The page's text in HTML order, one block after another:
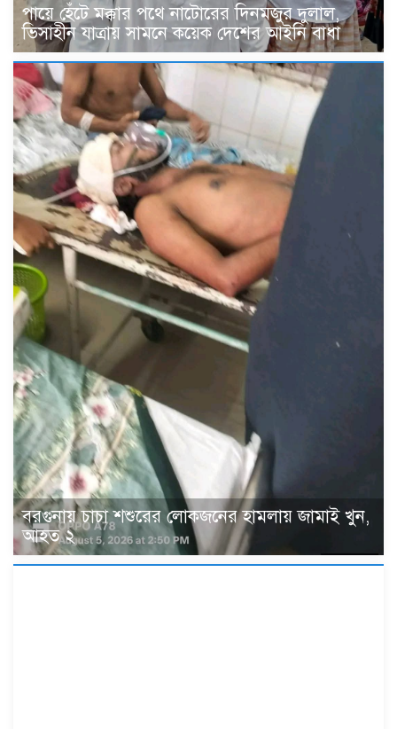
পায়ে হেঁটে মক্কার পথে নাটোরের দিনমজুর দুলাল,
ভিসাহীন যাত্রায় সামনে কয়েক দেশের আইনি বাধা
বরগুনায় চাচা শশুরের লোকজনের হামলায় জামাই খুন,
আহত ২